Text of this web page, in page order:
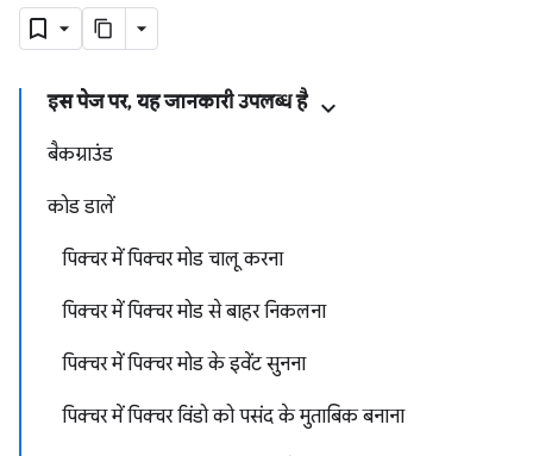
इस पेज पर, यह जानकारी उपलब्ध है
बैकग्राउंड
कोड डालें
पिक्चर में पिक्चर मोड चालू करना
पिक्चर में पिक्चर मोड से बाहर निकलना
पिक्चर में पिक्चर मोड के इवेंट सुनना
पिक्चर में पिक्चर विंडो को पसंद के मुताबिक बनाना